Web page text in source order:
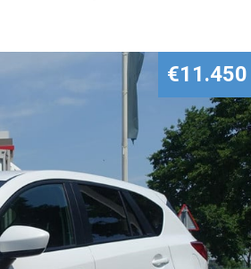
€11.450